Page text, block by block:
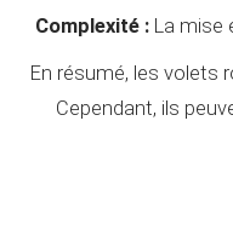
Complexité : La mise
En résumé, les volets
Cependant, ils